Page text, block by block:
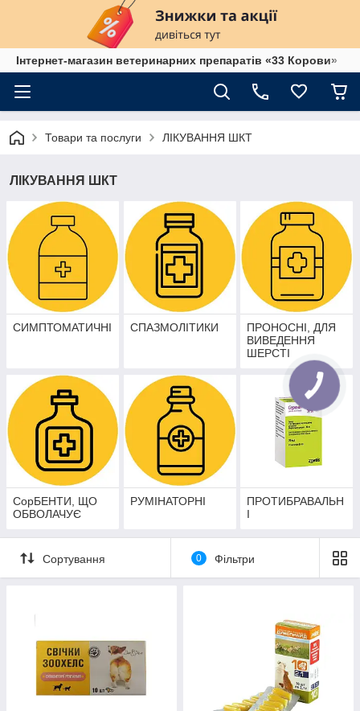
Інтернет-магазин ветеринарних препаратів «33 Корови»
Товари та послуги ЛІКУВАННЯ ШКТ
ЛІКУВАННЯ ШКТ
СИМПТОМАТИЧНІ СПАЗМОЛІТИКИ
ПРОНОСНІ, ДЛЯ
ВИВЕДЕННЯ
ШЕРСТІ
СорБЕНТИ, ЩО
ОБВОЛАЧУЄ
РУМІНАТОРНІ
ПРОТИБРАВАЛЬН
І
Сортування 0 Фільтри